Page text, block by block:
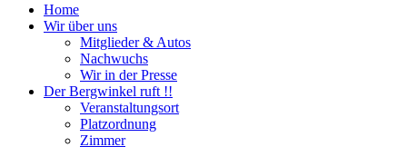
Home
Wir über uns
Mitglieder & Autos
Nachwuchs
Wir in der Presse
Der Bergwinkel ruft !!
Veranstaltungsort
Platzordnung
Zimmer